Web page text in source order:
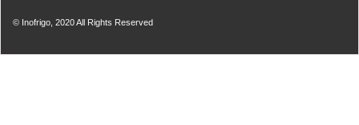
© Inofrigo, 2020 All Rights Reserved